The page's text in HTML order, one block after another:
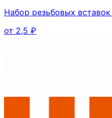
Набор резьбовых
от 2,5 ₽